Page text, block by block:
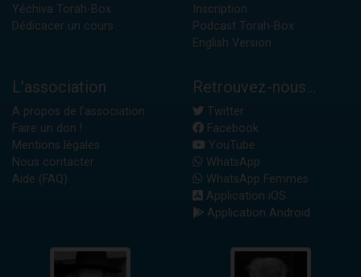
Yéchiva Torah-Box
Dédicacer un cours
Inscription
Podcast Torah-Box
English Version
L'association
A propos de l'association
Faire un don !
Mentions légales
Nous contacter
Aide (FAQ)
Retrouvez-nous...
Twitter
Facebook
YouTube
WhatsApp
WhatsApp Femmes
Application iOS
Application Android